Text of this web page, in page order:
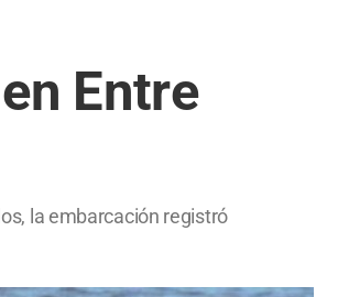
Entre
la embarcación registró